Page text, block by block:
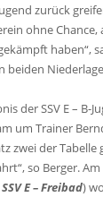
zurück
ohne
haben“,
beiden
der SSV E – B-
um Trainer
zwei der
so Berger. Am
E – Freibad)